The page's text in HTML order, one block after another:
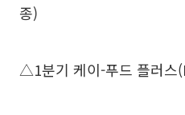
종)
△1분기 케이-푸드 플러스